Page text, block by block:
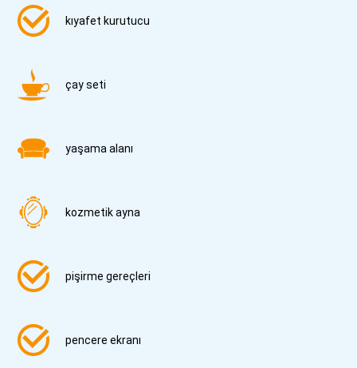
kıyafet kurutucu
çay seti
yaşama alanı
kozmetik ayna
pişirme gereçleri
pencere ekranı